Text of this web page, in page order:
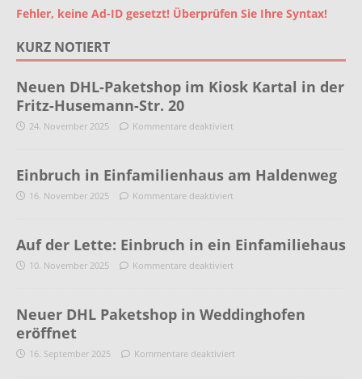
Fehler, keine Ad-ID gesetzt! Überprüfen Sie Ihre Syntax!
KURZ NOTIERT
Neuen DHL-Paketshop im Kiosk Kartal in der
Fritz-Husemann-Str. 20
24. November 2025 Kommentare deaktiviert
Einbruch in Einfamilienhaus am Haldenweg
16. November 2025 Kommentare deaktiviert
Auf der Lette: Einbruch in ein Einfamiliehaus
10. November 2025 Kommentare deaktiviert
Neuer DHL Paketshop in Weddinghofen
eröffnet
16. September 2025 Kommentare deaktiviert